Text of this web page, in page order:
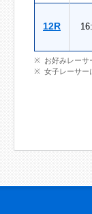
12R
お好みレーサ
女子レーサー